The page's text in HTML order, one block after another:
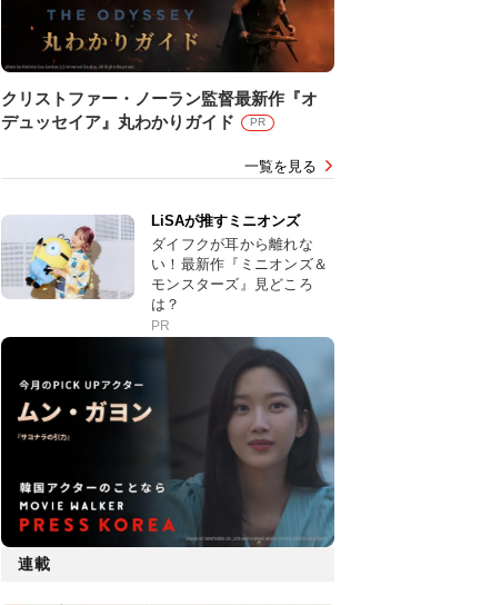
クリストファー・ノーラン監督最新作『オ
デュッセイア』丸わかりガイド
PR
一覧を見る
LiSAが推すミニオンズ
ダイフクが耳から離れな
い！最新作『ミニオンズ＆
モンスターズ』見どころ
は？
PR
連載